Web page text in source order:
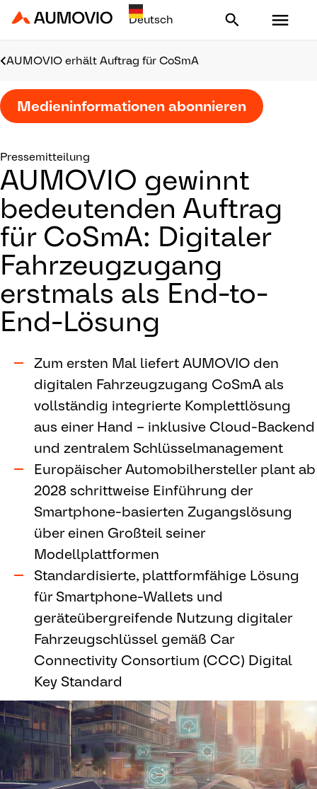
Aumovio - Homepage
AUMOVIO erhält Auftrag für CoSmA
Medieninformationen abonnieren
Pressemitteilung
AUMOVIO gewinnt
bedeutenden Auftrag
für CoSmA: Digitaler
Fahrzeugzugang
erstmals als End-to-
End-Lösung
Zum ersten Mal liefert AUMOVIO den
digitalen Fahrzeugzugang CoSmA als
vollständig integrierte Komplettlösung
aus einer Hand – inklusive Cloud-Backend
und zentralem Schlüsselmanagement
Europäischer Automobilhersteller plant ab
2028 schrittweise Einführung der
Smartphone-basierten Zugangslösung
über einen Großteil seiner
Modellplattformen
Standardisierte, plattformfähige Lösung
für Smartphone-Wallets und
geräteübergreifende Nutzung digitaler
Fahrzeugschlüssel gemäß Car
Connectivity Consortium (CCC) Digital
Key Standard